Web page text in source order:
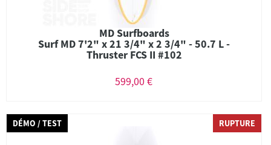
MD Surfboards
Surf MD 7'2" x 21 3/4" x 2 3/4" - 50.7 L -
Thruster FCS II #102
599,00 €
DÉMO / TEST RUPTURE